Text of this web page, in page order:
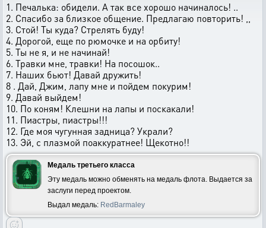
1. Печалька: обидели. А так все хорошо начиналось! ..
2. Спасибо за близкое общение. Предлагаю повторить! ,,
3. Стой! Ты куда? Стрелять буду!
4. Дорогой, еще по рюмочке и на орбиту!
5. Ты не я, и не начинай!
6. Травки мне, травки! На посошок..
7. Наших бьют! Давай дружить!
8 . Дай, Джим, лапу мне и пойдем покурим!
9. Давай выйдем!
10. По коням! Клешни на лапы и поскакали!
11. Пиастры, пиастры!!!
12. Где моя чугунная задница? Украли?
13. Эй, с плазмой поаккуратнее! Щекотно!!
Медаль третьего класса
Эту медаль можно обменять на медаль флота. Выдается за
заслуги перед проектом.
Выдал медаль: RedBarmaley